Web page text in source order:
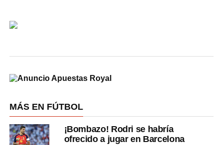
MÁS EN FÚTBOL
¡Bombazo! Rodri se habría
ofrecido a jugar en Barcelona